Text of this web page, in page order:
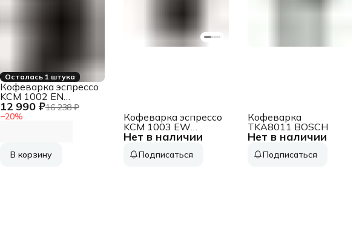
Осталась 1 штука
12 990 ₽16 238 ₽
−20%
Кофеварка эспрессо
KCM 1002 EN
KORTING
В корзину
Нет в наличии
Кофеварка эспрессо
KCM 1003 EW
KORTING
Подписаться
Нет в наличии
Кофеварка
TKA8011 BOSCH
Подписаться